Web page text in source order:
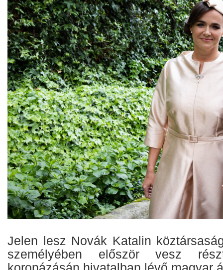
Jelen lesz Novák Katalin
személyében először vesz